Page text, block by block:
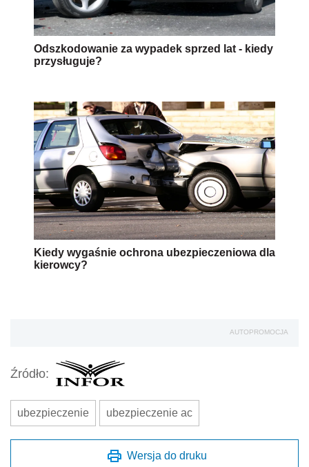
Odszkodowanie za wypadek sprzed lat - kiedy
przysługuje?
Kiedy wygaśnie ochrona ubezpieczeniowa dla
kierowcy?
AUTOPROMOCJA
Źródło:
ubezpieczenie ubezpieczenie ac
Wersja do druku